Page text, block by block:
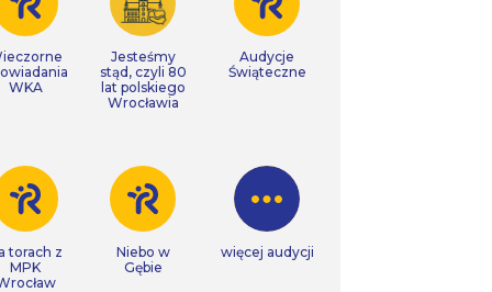
WKA
Jesteśmy
stąd, czyli 80
lat polskiego
Wrocławia
Audycje
Świąteczne
torach z
MPK
Niebo w
Gębie
więcej audycji